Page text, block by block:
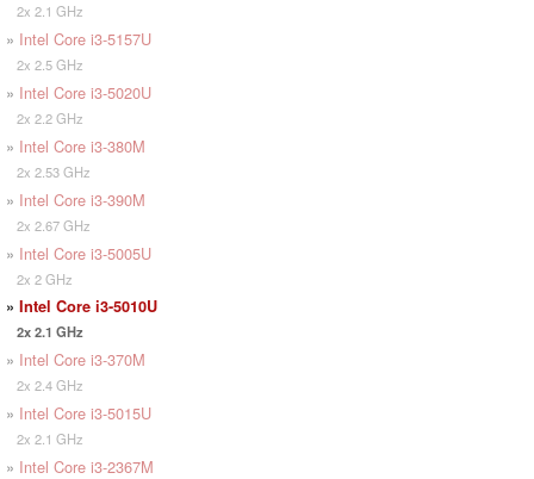
2x 2.1 GHz
» Intel Core i3-5157U
2x 2.5 GHz
» Intel Core i3-5020U
2x 2.2 GHz
» Intel Core i3-380M
2x 2.53 GHz
» Intel Core i3-390M
2x 2.67 GHz
» Intel Core i3-5005U
2x 2 GHz
» Intel Core i3-5010U
2x 2.1 GHz
» Intel Core i3-370M
2x 2.4 GHz
» Intel Core i3-5015U
2x 2.1 GHz
» Intel Core i3-2367M